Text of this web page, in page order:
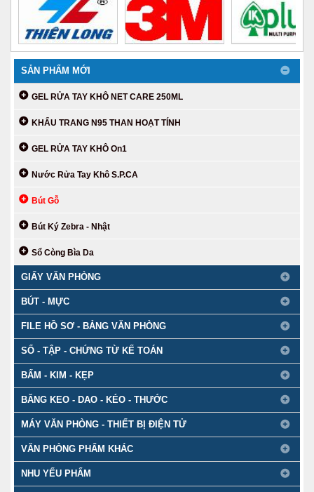
SẢN PHẨM MỚI
GEL RỬA TAY KHÔ NET CARE 250ML
KHẨU TRANG N95 THAN HOẠT TÍNH
GEL RỬA TAY KHÔ On1
Nước Rửa Tay Khô S.P.CA
Bút Gỗ
Bút Ký Zebra - Nhật
Sổ Còng Bìa Da
GIẤY VĂN PHÒNG
BÚT - MỰC
FILE HỒ SƠ - BẢNG VĂN PHÒNG
SỔ - TẬP - CHỨNG TỪ KẾ TOÁN
BẤM - KIM - KẸP
BĂNG KEO - DAO - KÉO - THƯỚC
MÁY VĂN PHÒNG - THIẾT BỊ ĐIỆN TỬ
VĂN PHÒNG PHẨM KHÁC
NHU YẾU PHẨM